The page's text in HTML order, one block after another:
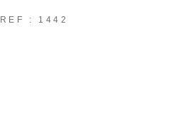
REF : 1442